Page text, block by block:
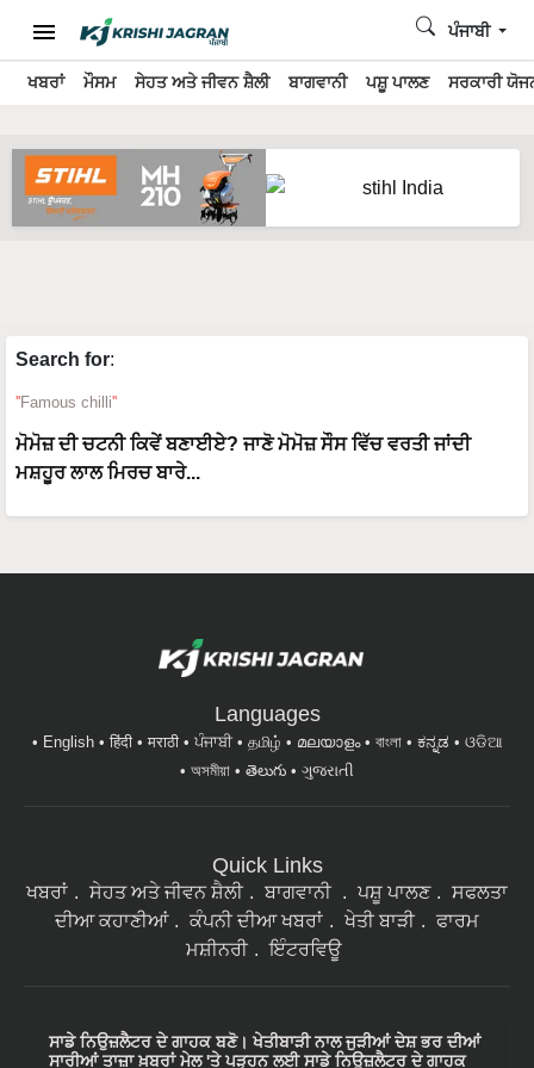
ਖਬਰਾਂ ਮੌਸਮ ਸੇਹਤ ਅਤੇ ਜੀਵਨ ਸ਼ੈਲੀ ਬਾਗਵਾਨੀ ਪਸ਼ੂ ਪਾਲਣ ਸਰਕਾਰੀ
ਪੰਜਾਬੀ
Search for:
Famous chilli
ਮੋਮੋਜ਼ ਦੀ ਚਟਨੀ ਕਿਵੇਂ ਬਣਾਈਏ? ਜਾਣੋ ਮੋਮੋਜ਼ ਸੌਸ ਵਿੱਚ ਵਰਤੀ ਜਾਂਦੀ
ਮਸ਼ਹੂਰ ਲਾਲ ਮਿਰਚ ਬਾਰੇ...
Languages
English हिंदी मराठी ਪੰਜਾਬੀ தமிழ் മലയാളം বাংলা ಕನ್ನಡ
ଓଡିଆ
অসমীয়া
తెలుగు ગુજરાતી
Quick Links
ਖਬਰਾਂ ਸੇਹਤ ਅਤੇ ਜੀਵਨ ਸ਼ੈਲੀ ਬਾਗਵਾਨੀ ਪਸ਼ੂ ਪਾਲਣ
ਸਫਲਤਾ
ਦੀਆ ਕਹਾਣੀਆਂ
ਕੰਪਨੀ ਦੀਆ ਖਬਰਾਂ ਖੇਤੀ ਬਾੜੀ
ਫਾਰਮ
ਮਸ਼ੀਨਰੀ
ਇੰਟਰਵਿਊ
ਸਾਡੇ ਨਿਉਜ਼ਲੈਟਰ ਦੇ ਗਾਹਕ ਬਣੋ। ਖੇਤੀਬਾੜੀ ਨਾਲ ਜੁੜੀਆਂ ਦੇਸ਼ ਭਰ ਦੀਆਂ
ਸਾਰੀਆਂ ਤਾਜ਼ਾ ਖ਼ਬਰਾਂ ਮੇਲ 'ਤੇ ਪੜ੍ਹਨ ਲਈ ਸਾਡੇ ਨਿਉਜ਼ਲੈਟਰ ਦੇ ਗਾਹਕ